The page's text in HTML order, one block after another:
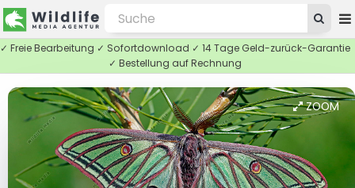
✓ Freie Bearbeitung ✓ Sofortdownload ✓ 14 Tage Geld-zurück-Garantie
✓ Bestellung auf Rechnung
ZOOM